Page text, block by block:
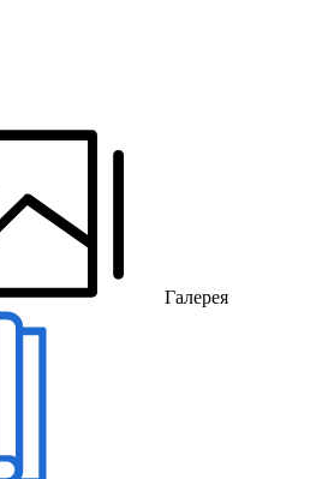
Галерея